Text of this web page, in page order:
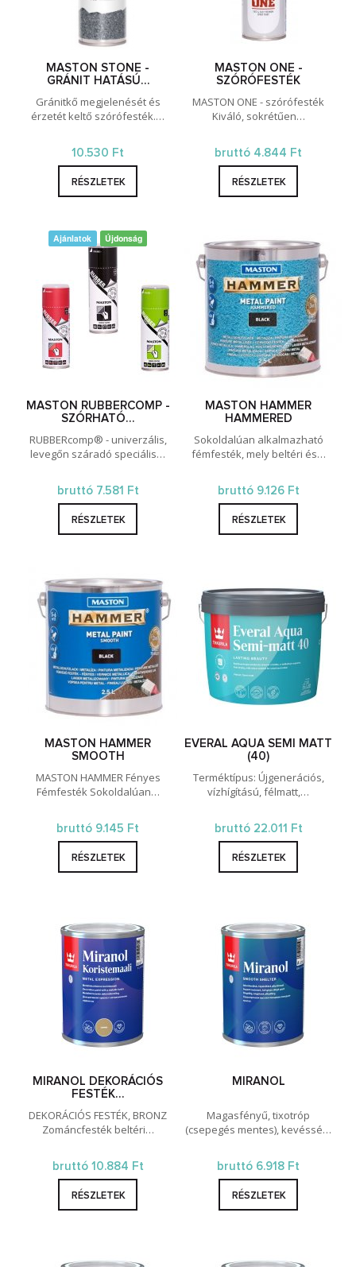
MASTON STONE -
GRÁNIT HATÁSÚ…
Gránitkő megjelenését és
érzetét keltő szórófesték.…
10.530 Ft
RÉSZLETEK
MASTON ONE -
SZÓRÓFESTÉK
MASTON ONE - szórófesték
Kiváló, sokrétűen…
bruttó 4.844 Ft
RÉSZLETEK
Ajánlatok Újdonság
MASTON RUBBERCOMP -
SZÓRHATÓ…
RUBBERcomp® - univerzális,
levegőn száradó speciális…
bruttó 7.581 Ft
RÉSZLETEK
MASTON HAMMER
HAMMERED
Sokoldalúan alkalmazható
fémfesték, mely beltéri és…
bruttó 9.126 Ft
RÉSZLETEK
MASTON HAMMER
SMOOTH
MASTON HAMMER Fényes
Fémfesték Sokoldalúan…
bruttó 9.145 Ft
RÉSZLETEK
EVERAL AQUA SEMI MATT
(40)
Terméktípus: Újgenerációs,
vízhígítású, félmatt,…
bruttó 22.011 Ft
RÉSZLETEK
MIRANOL DEKORÁCIÓS
FESTÉK…
DEKORÁCIÓS FESTÉK, BRONZ
Zománcfesték beltéri…
bruttó 10.884 Ft
RÉSZLETEK
MIRANOL
Magasfényű, tixotróp
(csepegés mentes), kevéssé…
bruttó 6.918 Ft
RÉSZLETEK